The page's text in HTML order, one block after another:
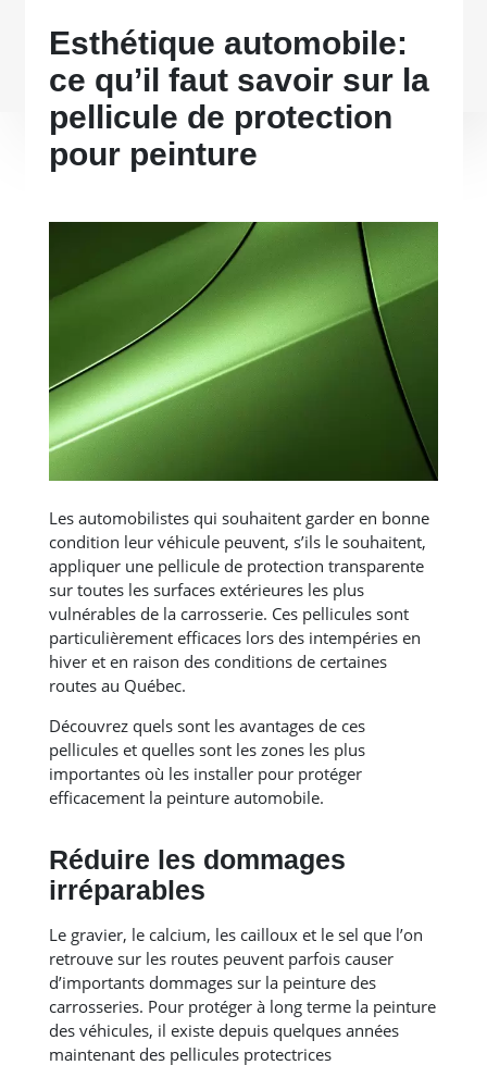
Esthétique automobile:
ce qu’il faut savoir sur la
pellicule de protection
pour peinture
Les automobilistes qui souhaitent garder en bonne
condition leur véhicule peuvent, s’ils le souhaitent,
appliquer une pellicule de protection transparente
sur toutes les surfaces extérieures les plus
vulnérables de la carrosserie. Ces pellicules sont
particulièrement efficaces lors des intempéries en
hiver et en raison des conditions de certaines
routes au Québec.
Découvrez quels sont les avantages de ces
pellicules et quelles sont les zones les plus
importantes où les installer pour protéger
efficacement la peinture automobile.
Réduire les dommages
irréparables
Le gravier, le calcium, les cailloux et le sel que l’on
retrouve sur les routes peuvent parfois causer
d’importants dommages sur la peinture des
carrosseries. Pour protéger à long terme la peinture
des véhicules, il existe depuis quelques années
maintenant des pellicules protectrices